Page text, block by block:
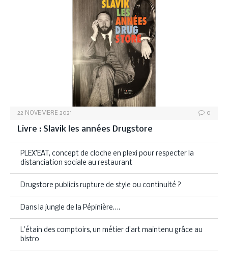
22 NOVEMBRE 2021 0
Livre : Slavik les années Drugstore
PLEX’EAT, concept de cloche en plexi pour respecter la
distanciation sociale au restaurant
Drugstore publicis rupture de style ou continuité ?
Dans la jungle de la Pépinière….
L’étain des comptoirs, un métier d’art maintenu grâce au
bistro